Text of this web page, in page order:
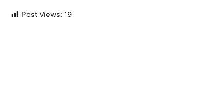
Post Views: 19